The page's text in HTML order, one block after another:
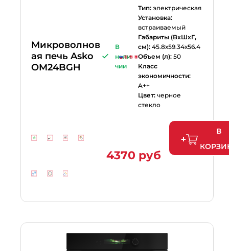
Микроволнов
ая печь Asko
OM24BGH
В
нали
чии
Тип: электрическая
Установка:
встраиваемый
Габариты (ВхШхГ,
см): 45.8х59.34х56.4
Объем (л): 50
Класс
экономичности:
A++
Цвет: черное
стекло
4370 руб
В